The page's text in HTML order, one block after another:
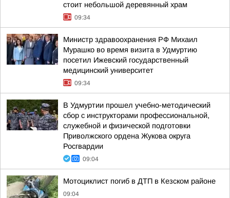
стоит небольшой деревянный храм
09:34
Министр здравоохранения РФ Михаил
Мурашко во время визита в Удмуртию
посетил Ижевский государственный
медицинский университет
09:34
В Удмуртии прошел учебно-методический
сбор с инструкторами профессиональной,
служебной и физической подготовки
Приволжского ордена Жукова округа
Росгвардии
09:04
Мотоциклист погиб в ДТП в Кезском районе
09:04